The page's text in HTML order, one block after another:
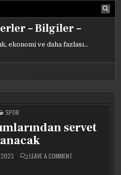
– Bilgiler –
ekonomi ve daha fazlası…
POSTED
IN
SPOR
servet
2023 LEAVE A COMMENT